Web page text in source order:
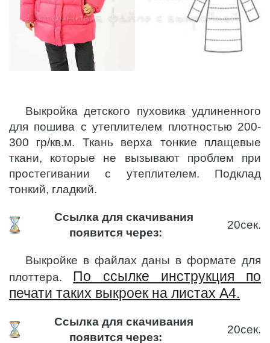
Выкройка детского пуховика удлиненного
для пошива с утеплителем плотностью 200-
300 гр/кв.м. Ткань верха тонкие плащевые
ткани, которые не вызывают проблем при
простегивании с утеплителем. Подклад
тонкий, гладкий.
Ссылка для скачивания
появится через:
19сек.
Выкройке в файлах даны в формате для
плоттера. По ссылке инструкция по
печати таких выкроек на листах А4.
Ссылка для скачивания
появится через:
19сек.